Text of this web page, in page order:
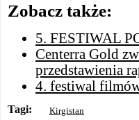
Zobacz także:
5. FESTIWAL
Centerra Gold
przedstawienia
4. festiwal
Tagi: Kirgistan